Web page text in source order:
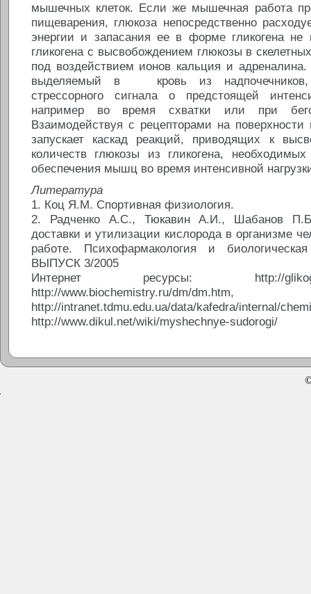
мышечных клеток. Если же мышечная работа
пищеварения, глюкоза непосредственно
энергии и запасания ее в форме гликогена не
гликогена с высвобождением глюкозы в
под воздействием ионов кальция и
выделяемый в кровь из надпочечников,
стрессорного сигнала о предстоящей
например во время схватки или при
Взаимодействуя с рецепторами на
запускает каскад реакций, приводящих к
количеств глюкозы из гликогена, необходимых
обеспечения мышц во время интенсивной
Литература
1. Коц Я.М. Спортивная физиология.
2. Радченко А.С., Тюкавин А.И., Шабанов
доставки и утилизации кислорода в организме
работе. Психофармакология и
ВЫПУСК 3/2005
Интернет ресурсы: http://
http://www.biochemistry.ru/dm/dm.htm,
http://intranet.tdmu.edu.ua/data/kafedra/internal/
http://www.dikul.net/wiki/myshechnye-sudorogi/